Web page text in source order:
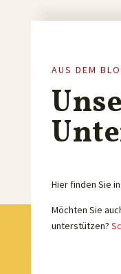
AUS DEM
Hier finden Sie
Möchten Sie
unterstützen?